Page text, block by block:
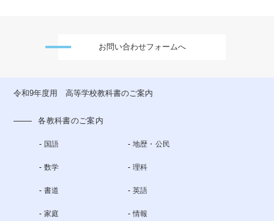
お問い合わせフォームへ
令和9年度用 高等学校教科書のご案内
各教科書のご案内
国語 地歴・公民
数学 理科
書道 英語
家庭 情報